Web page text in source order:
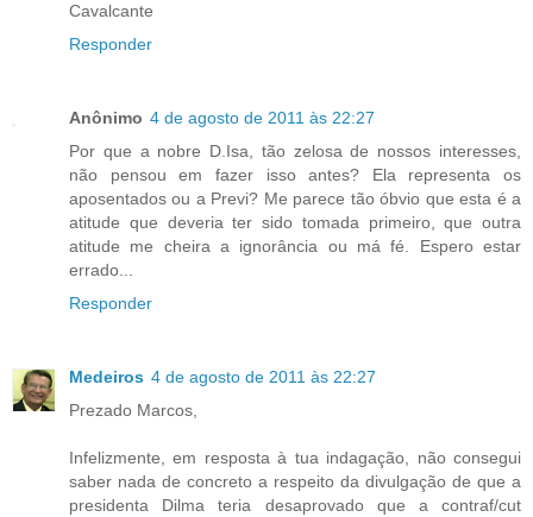
Cavalcante
Responder
Anônimo 4 de agosto de 2011 às 22:27
Por que a nobre D.Isa, tão zelosa de nossos interesses,
não pensou em fazer isso antes? Ela representa os
aposentados ou a Previ? Me parece tão óbvio que esta é a
atitude que deveria ter sido tomada primeiro, que outra
atitude me cheira a ignorância ou má fé. Espero estar
errado...
Responder
Medeiros 4 de agosto de 2011 às 22:27
Prezado Marcos,
Infelizmente, em resposta à tua indagação, não consegui
saber nada de concreto a respeito da divulgação de que a
presidenta Dilma teria desaprovado que a contraf/cut